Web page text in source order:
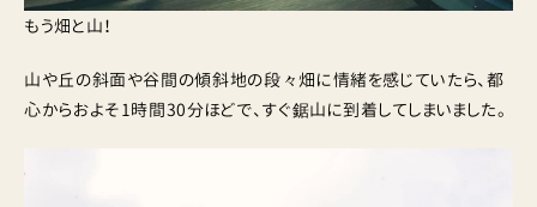
もう畑と山！
山や丘の斜面や谷間の傾斜地の段々畑に情緒を感じていたら、都
心からおよそ1時間30分ほどで、すぐ鋸山に到着してしまいました。